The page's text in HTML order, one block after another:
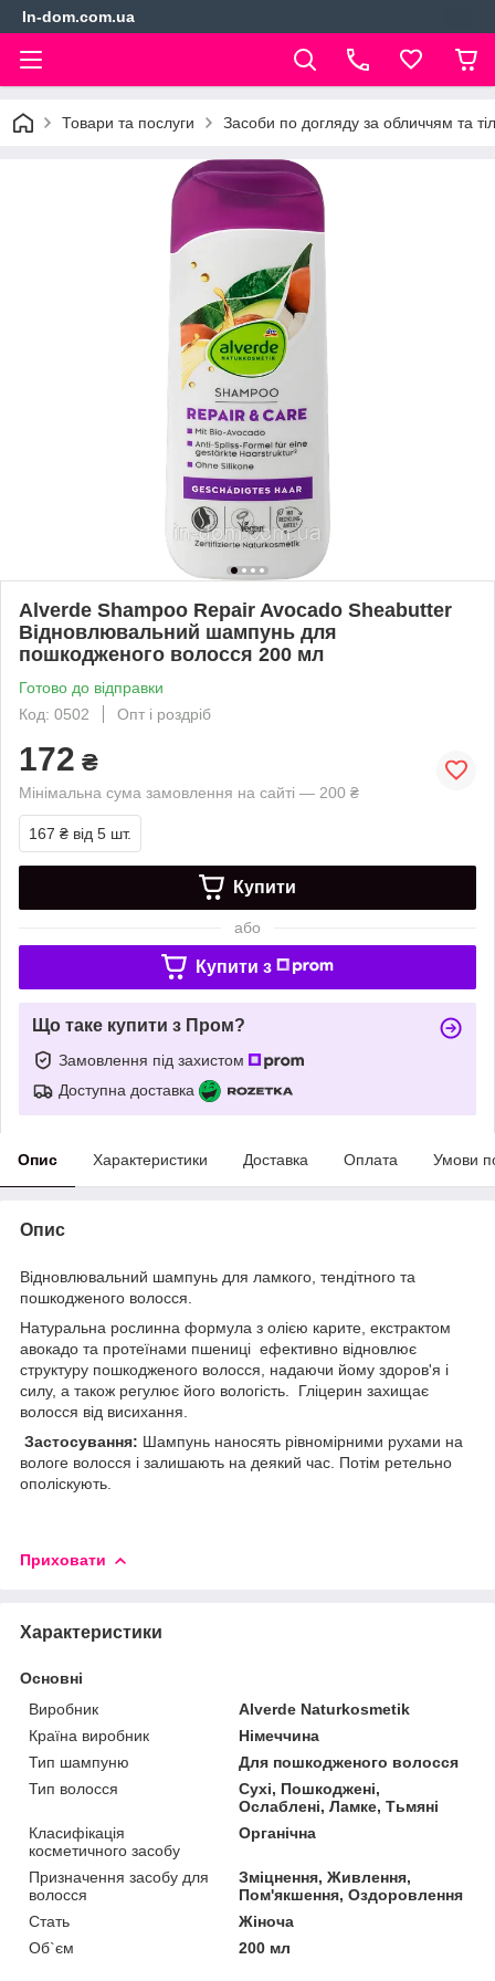
In-dom.com.ua
Товари та послуги Засоби по догляду за обличчям та
Alverde Shampoo Repair Avocado Sheabutter
Відновлювальний шампунь для
пошкодженого волосся 200 мл
Готово до відправки
Код: 0502
Опт і роздріб
172 ₴
Мінімальна сума замовлення на сайті — 200 ₴
167 ₴ від 5 шт.
Купити
або
Купити з
Що таке купити з Пром?
Замовлення під захистом
Доступна доставка
Опис Характеристики Доставка Оплата Умови
Опис
Відновлювальний шампунь для ламкого, тендітного та
пошкодженого волосся.
Натуральна рослинна формула з олією карите, екстрактом
авокадо та протеїнами пшениці ефективно відновлює
структуру пошкодженого волосся, надаючи йому здоров'я і
силу, а також регулює його вологість. Гліцерин захищає
волосся від висихання.
Застосування: Шампунь наносять рівномірними рухами на
вологе волосся і залишають на деякий час. Потім ретельно
ополіскують.
Приховати
Характеристики
Основні
Виробник
Alverde Naturkosmetik
Країна виробник
Німеччина
Тип шампуню
Для пошкодженого волосся
Тип волосся
Сухі, Пошкоджені,
Ослаблені, Ламке, Тьмяні
Класифікація
косметичного засобу
Органічна
Призначення засобу для
волосся
Зміцнення, Живлення,
Пом'якшення, Оздоровлення
Стать
Жіноча
Об`єм
200 мл